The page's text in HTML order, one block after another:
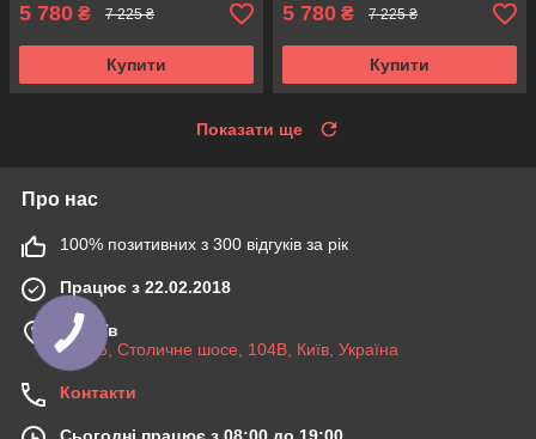
5 780 ₴ 7 225 ₴
Купити
5 780 ₴ 7 225 ₴
Купити
Показати ще
Про нас
100% позитивних з 300 відгуків за рік
Працює з 22.02.2018
м. Київ
03045, Столичне шосе, 104B, Київ, Україна
Контакти